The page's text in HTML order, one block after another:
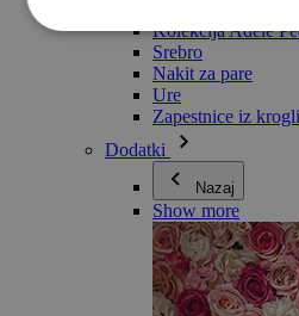
Kolekcija Adéle
Srebro
Nakit za pare
Ure
Zapestnice iz
Dodatki
Nazaj
Show more